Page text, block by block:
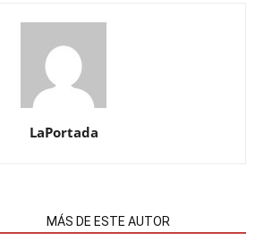
LaPortada
MÁS DE ESTE AUTOR